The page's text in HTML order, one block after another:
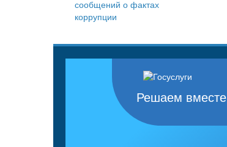
сообщений о фактах
коррупции
Решаем вместе